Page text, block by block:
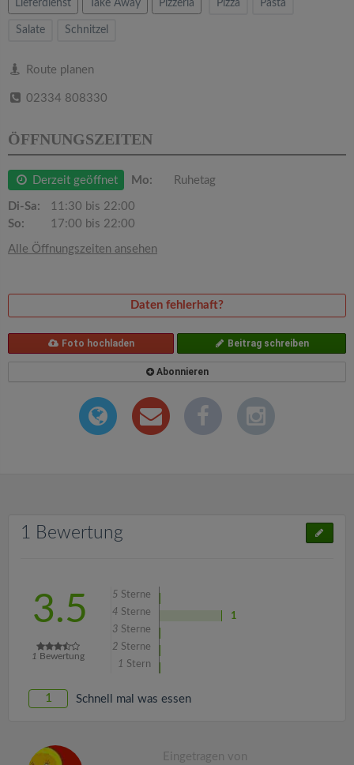
Lieferdienst Take Away Pizzeria Pizza Pasta
Salate Schnitzel
Route planen
02334 808330
ÖFFNUNGSZEITEN
Derzeit geöffnet Mo: Ruhetag
Di-Sa:
11:30 bis 22:00
So:
17:00 bis 22:00
Alle Öffnungszeiten ansehen
Daten fehlerhaft?
Foto hochladen Beitrag schreiben
Abonnieren
1 Bewertung
3.5
1 Bewertung
5 Sterne
4 Sterne
1
3 Sterne
2 Sterne
1 Stern
1 Schnell mal was essen
Eingetragen von
t
i
o
n